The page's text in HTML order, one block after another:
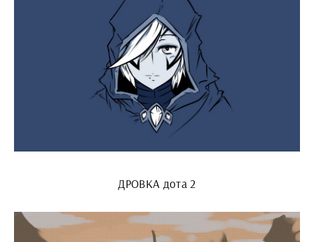
ДРОВКА дота 2